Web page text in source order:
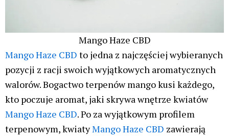
Mango Haze CBD
Mango Haze CBD to jedna z najczęściej wybieranych
pozycji z racji swoich wyjątkowych aromatycznych
walorów. Bogactwo terpenów mango kusi każdego,
kto poczuje aromat, jaki skrywa wnętrze kwiatów
Mango Haze CBD. Po za wyjątkowym profilem
terpenowym, kwiatyMango Haze CBD zawierają